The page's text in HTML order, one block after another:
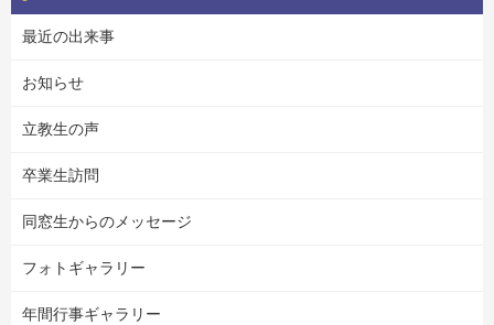
最近の出来事
お知らせ
立教生の声
卒業生訪問
同窓生からのメッセージ
フォトギャラリー
年間行事ギャラリー